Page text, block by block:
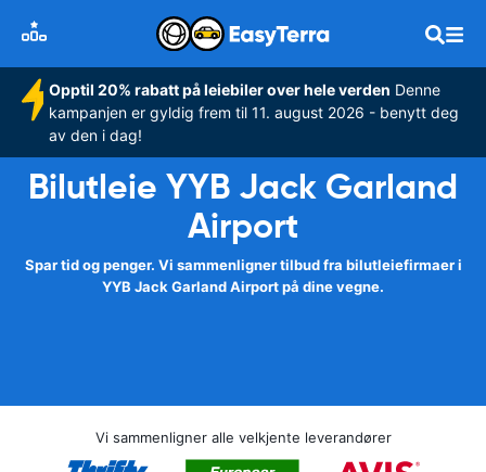
Opptil 20% rabatt på leiebiler over hele verden Denne
kampanjen er gyldig frem til 11. august 2026 - benytt deg
av den i dag!
Bilutleie YYB Jack Garland
Airport
Spar tid og penger. Vi sammenligner tilbud fra bilutleiefirmaer i
YYB Jack Garland Airport på dine vegne.
Vi sammenligner alle velkjente leverandører